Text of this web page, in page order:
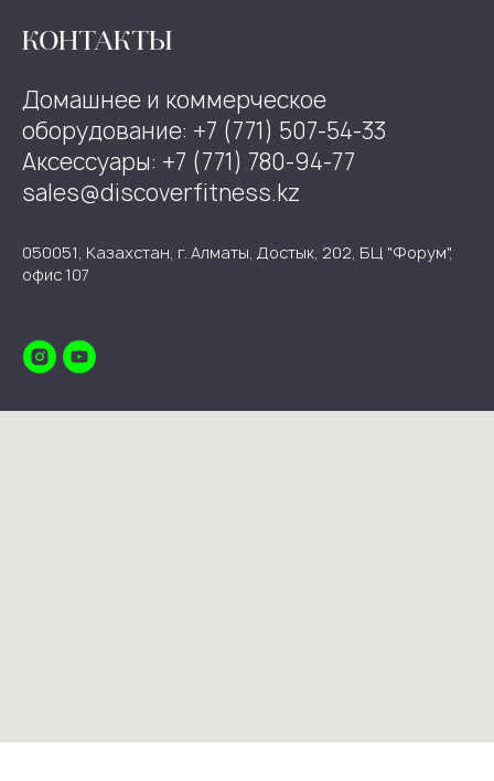
КОНТАКТЫ
Домашнее и коммерческое
оборудование: +7 (771) 507-54-33
Аксессуары: +7 (771) 780-94-77
sales@discoverfitness.kz
050051, Казахстан, г. Алматы, Достык, 202, БЦ "Форум",
офис 107